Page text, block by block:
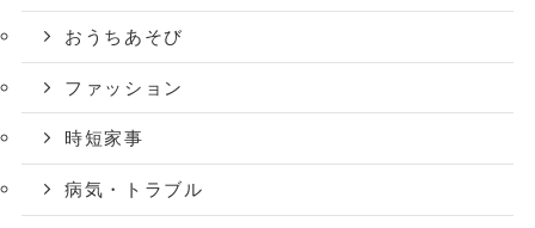
おうちあそび
ファッション
時短家事
病気・トラブル